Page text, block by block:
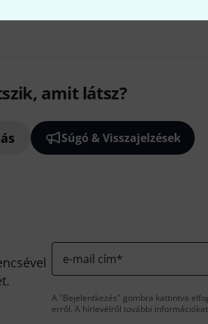
amit látsz?
Súgó & Visszajelzések
e-mail cím*
A "Bejelentkezés" gombra kattintva
erről. A hírlevélről további